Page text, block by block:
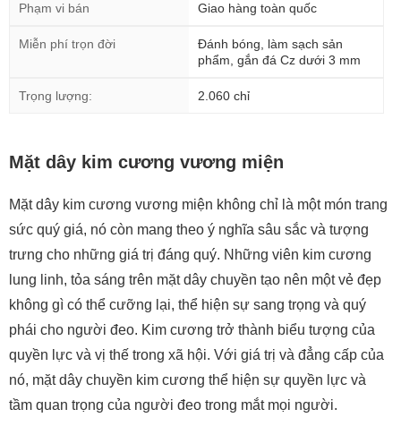
Phạm vi bán Giao hàng toàn quốc
Miễn phí trọn đời
Đánh bóng, làm sạch sản
phẩm, gắn đá Cz dưới 3 mm
Trọng lượng: 2.060 chỉ
Mặt dây kim cương vương miện
Mặt dây kim cương vương miện không chỉ là một món trang
sức quý giá, nó còn mang theo ý nghĩa sâu sắc và tượng
trưng cho những giá trị đáng quý. Những viên kim cương
lung linh, tỏa sáng trên mặt dây chuyền tạo nên một vẻ đẹp
không gì có thể cưỡng lại, thể hiện sự sang trọng và quý
phái cho người đeo. Kim cương trở thành biểu tượng của
quyền lực và vị thế trong xã hội. Với giá trị và đẳng cấp của
nó, mặt dây chuyền kim cương thể hiện sự quyền lực và
tầm quan trọng của người đeo trong mắt mọi người.